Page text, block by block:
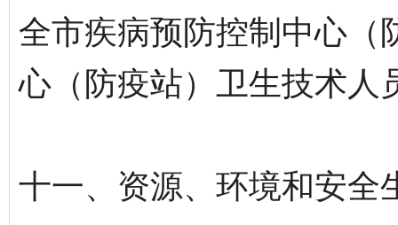
全市疾病预防控制中心（
心（防疫站）卫生技术人
十一、资源、环境和安全